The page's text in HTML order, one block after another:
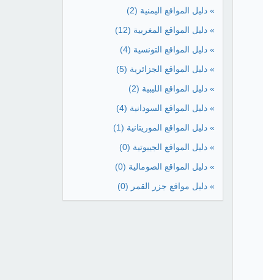
» دليل المواقع اليمنية (2)
» دليل المواقع المغربية (12)
» دليل المواقع التونسية (4)
» دليل المواقع الجزائرية (5)
» دليل المواقع الليبية (2)
» دليل المواقع السودانية (4)
» دليل المواقع الموريتانية (1)
» دليل المواقع الجيبوتية (0)
» دليل المواقع الصومالية (0)
» دليل مواقع جزر القمر (0)